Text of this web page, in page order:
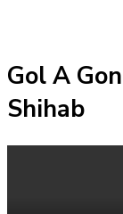
Gol A
Shihab